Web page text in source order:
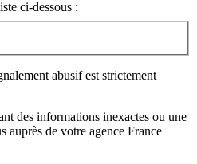
ci-dessous :
abusif est strictement
des informations inexactes ou une
auprès de votre agence France